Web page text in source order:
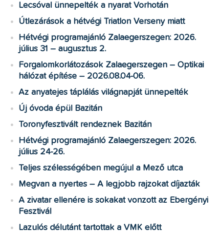
Lecsóval ünnepelték a nyarat Vorhotán
Útlezárások a hétvégi Triatlon Verseny miatt
Hétvégi programajánló Zalaegerszegen: 2026.
július 31 – augusztus 2.
Forgalomkorlátozások Zalaegerszegen – Optikai
hálózat építése – 2026.08.04-06.
Az anyatejes táplálás világnapját ünnepelték
Új óvoda épül Bazitán
Toronyfesztivált rendeznek Bazitán
Hétvégi programajánló Zalaegerszegen: 2026.
július 24-26.
Teljes szélességében megújul a Mező utca
Megvan a nyertes – A legjobb rajzokat díjazták
A zivatar ellenére is sokakat vonzott az Ebergényi
Fesztivál
Lazulós délutánt tartottak a VMK előtt